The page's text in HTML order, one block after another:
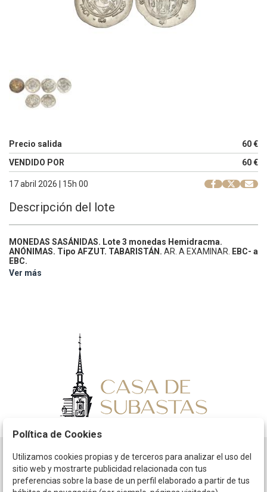
Precio salida
60 €
VENDIDO POR
60 €
17 abril 2026 | 15h 00
Descripción del lote
MONEDAS SASÁNIDAS. Lote 3 monedas Hemidracma.
ANÓNIMAS. Tipo AFZUT. TABARISTÁN. AR. A EXAMINAR. EBC- a
EBC.
Ver más
Horario
La empresa
Política de Cookies
Utilizamos cookies propias y de terceros para analizar el uso del
sitio web y mostrarte publicidad relacionada con tus
preferencias sobre la base de un perfil elaborado a partir de tus